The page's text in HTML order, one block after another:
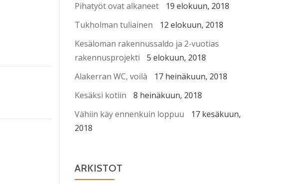
Pihatyöt ovat alkaneet
19 elokuun, 2018
Tukholman tuliainen
12 elokuun, 2018
Kesäloman rakennussaldo ja 2-vuotias
rakennusprojekti
5 elokuun, 2018
Alakerran WC, voilà
17 heinäkuun, 2018
Kesäksi kotiin
8 heinäkuun, 2018
Vähiin käy ennenkuin loppuu
17 kesäkuun,
2018
ARKISTOT